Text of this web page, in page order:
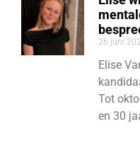
26 juni
Elise
Tot
en 30